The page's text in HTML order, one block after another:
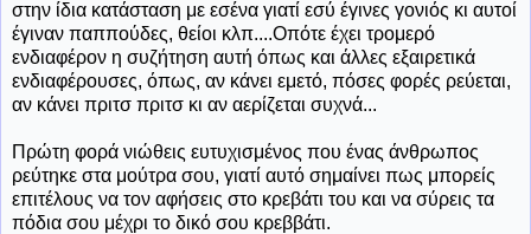
στην ίδια κατάσταση με εσένα γιατί εσύ έγινες γονιός κι αυτοί
έγιναν παππούδες, θείοι κλπ....Οπότε έχει τρομερό
ενδιαφέρον η συζήτηση αυτή όπως και άλλες εξαιρετικά
ενδιαφέρουσες, όπως, αν κάνει εμετό, πόσες φορές ρεύεται,
αν κάνει πριτσ πριτσ κι αν αερίζεται συχνά...
Πρώτη φορά νιώθεις ευτυχισμένος που ένας άνθρωπος
ρεύτηκε στα μούτρα σου, γιατί αυτό σημαίνει πως μπορείς
επιτέλους να τον αφήσεις στο κρεβάτι του και να σύρεις τα
πόδια σου μέχρι το δικό σου κρεββάτι.